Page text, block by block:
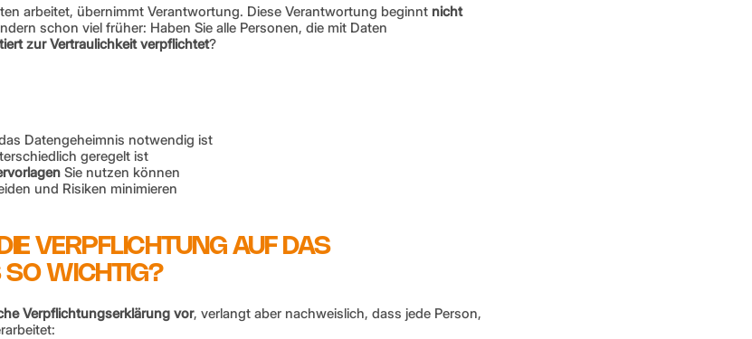
arbeitet, übernimmt Verantwortung. Diese Verantwortung beginnt nicht
schon viel früher: Haben Sie alle Personen, die mit Daten
zur Vertraulichkeit verpflichtet?
Datengeheimnis notwendig ist
geregelt ist
Sie nutzen können
und Risiken minimieren
DIE VERPFLICHTUNG AUF DAS
SO WICHTIG?
Verpflichtungserklärung vor, verlangt aber nachweislich, dass jede Person,